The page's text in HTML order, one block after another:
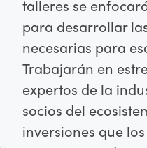
talleres se
para desarrollar
necesarias para
Trabajarán en
expertos de la
socios del
inversiones que